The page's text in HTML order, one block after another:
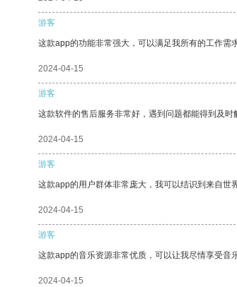
游客
这款app的功能非常强大，可以满足我所有的工作需
2024-04-15
游客
这款软件的售后服务非常好，遇到问题都能得到及时
2024-04-15
游客
这款app的用户群体非常庞大，我可以结识到来自世
2024-04-15
游客
这款app的音乐资源非常优质，可以让我尽情享受音
2024-04-15